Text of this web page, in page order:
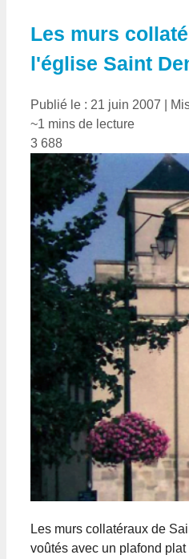
Les murs
l'église Saint
Publié le : 21 juin 2007
~1 mins de lecture
3 688
Les murs collatéraux de
voûtés avec un plafond